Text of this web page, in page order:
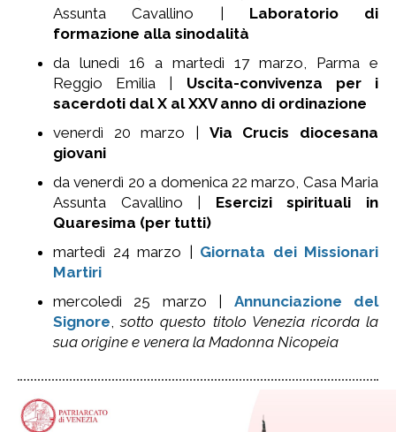
Assunta Cavallino |
Laboratorio di
formazione alla sinodalità
da lunedì 16 a martedì 17 marzo, Parma e
Reggio Emilia | Uscita-convivenza per i
sacerdoti dal X al XXV anno di ordinazione
venerdì 20 marzo | Via Crucis diocesana
giovani
da venerdì 20 a domenica 22 marzo, Casa Maria
Assunta Cavallino |
Esercizi spirituali in
Quaresima (per tutti)
martedì 24 marzo | Giornata dei Missionari
Martiri
mercoledì 25 marzo | Annunciazione del
Signore,sotto questo titolo Venezia ricorda la
sua origine e venera la Madonna Nicopeia